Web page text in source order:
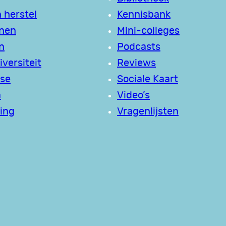
herstel
Kennisbank
Mini-colleges
Podcasts
Reviews
Sociale Kaart
Video’s
Vragenlijsten